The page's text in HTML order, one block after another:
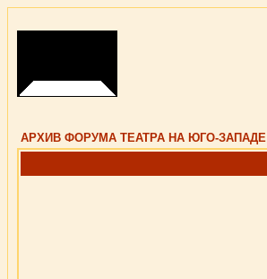
АРХИВ ФОРУМА ТЕАТРА НА ЮГО-ЗАПАДЕ